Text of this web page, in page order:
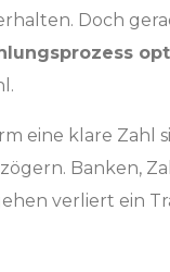
Doch
eine klare Zahl
Banken,
verliert ein